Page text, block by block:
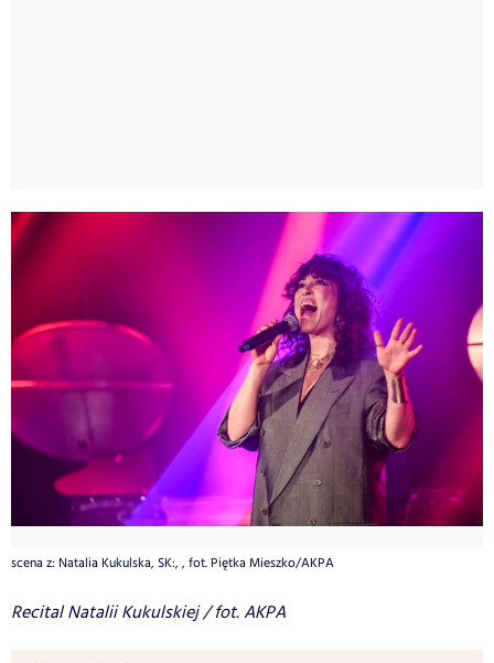
scena z: Natalia Kukulska, SK:, , fot. Piętka Mieszko/AKPA
Recital Natalii Kukulskiej / fot. AKPA